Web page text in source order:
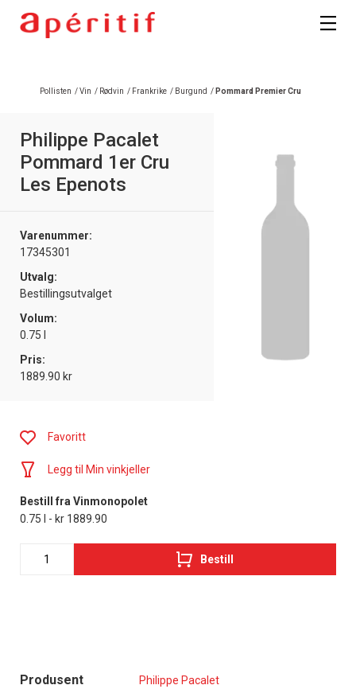
Pollisten /Vin / Rødvin / Frankrike / Burgund / Pommard Premier Cru
Philippe Pacalet
Pommard 1er Cru
Les Epenots
Varenummer:
17345301
Utvalg:
Bestillingsutvalget
Volum:
0.75 l
Pris:
1889.90 kr
Produsent Philippe Pacalet
Favoritt
Legg til Min vinkjeller
Bestill fra Vinmonopolet
0.75 l - kr 1889.90
Bestill